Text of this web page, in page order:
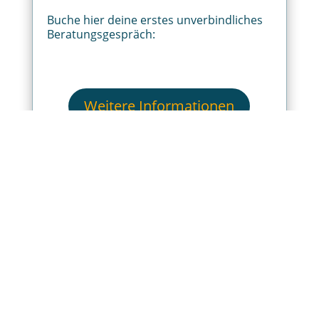
Buche hier deine erstes unverbindliches
Beratungsgespräch:
Weitere Informationen